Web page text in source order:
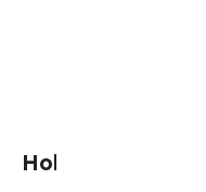
Hoka Torrent 4